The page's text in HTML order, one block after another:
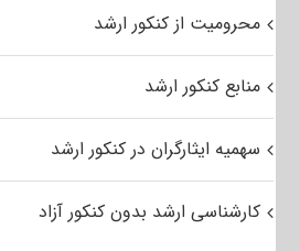
محرومیت از کنکور ارشد
منابع کنکور ارشد
سهمیه ایثارگران در کنکور ارشد
کارشناسی ارشد بدون کنکور آزاد